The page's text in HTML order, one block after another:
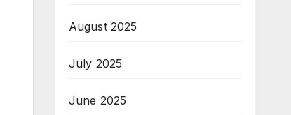
August 2025
July 2025
June 2025